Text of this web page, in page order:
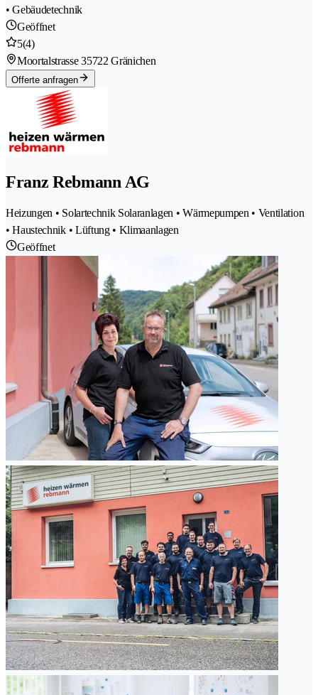
• Gebäudetechnik
Geöffnet
5(4)
Moortalstrasse 35722 Gränichen
Offerte anfragen
Franz Rebmann AG
Heizungen • Solartechnik Solaranlagen • Wärmepumpen • Ventilation
• Haustechnik • Lüftung • Klimaanlagen
Geöffnet